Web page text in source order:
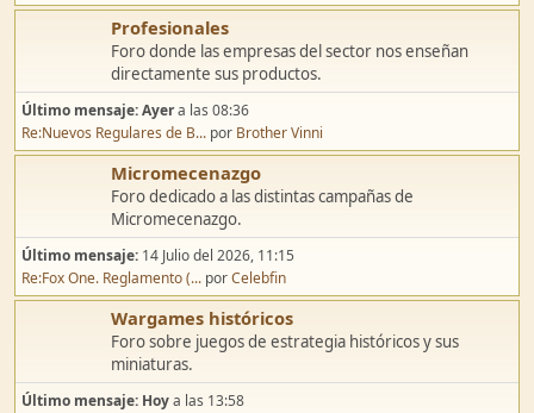
Profesionales
Foro donde las empresas del sector nos enseñan
directamente sus productos.
Último mensaje:Ayera las 08:36
Re:Nuevos Regulares de B... por Brother Vinni
Micromecenazgo
Foro dedicado a las distintas campañas de
Micromecenazgo.
Último mensaje: 14 Julio del 2026, 11:15
Re:Fox One. Reglamento (... porCelebfin
Wargames históricos
Foro sobre juegos de estrategia históricos y sus
miniaturas.
Último mensaje: Hoya las 13:58